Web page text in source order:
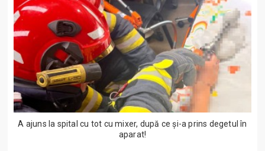
A ajuns la spital cu tot cu mixer, după ce și-a prins degetul în
aparat!